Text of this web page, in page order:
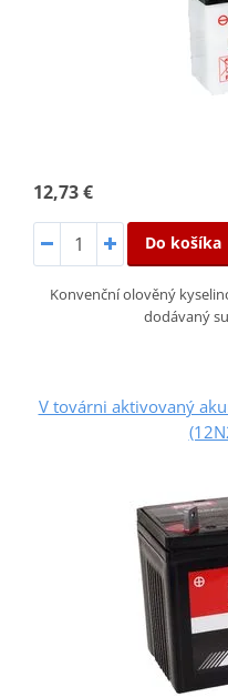
12,73 €
Do košíka
Konvenční olověný
dodávaný
V továrni aktivovaný